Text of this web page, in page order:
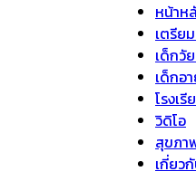
หน้าห
เตรีย
เด็กวั
เด็กอ
โรงเรี
วิดิโอ
สุขภา
เกี่ยว